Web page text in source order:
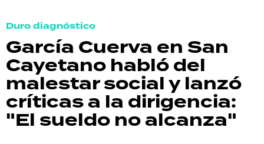
Duro diagnóstico
García Cuerva en San
Cayetano habló del
malestar social y lanzó
críticas a la dirigencia:
"El sueldo no alcanza"